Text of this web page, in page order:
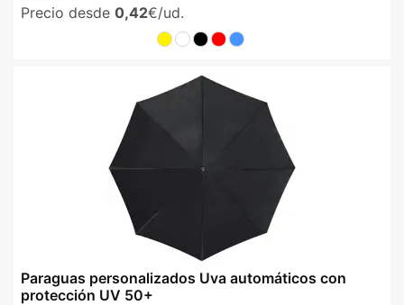
Precio desde 0,42€/ud.
Paraguas personalizados Uva automáticos con
protección UV 50+